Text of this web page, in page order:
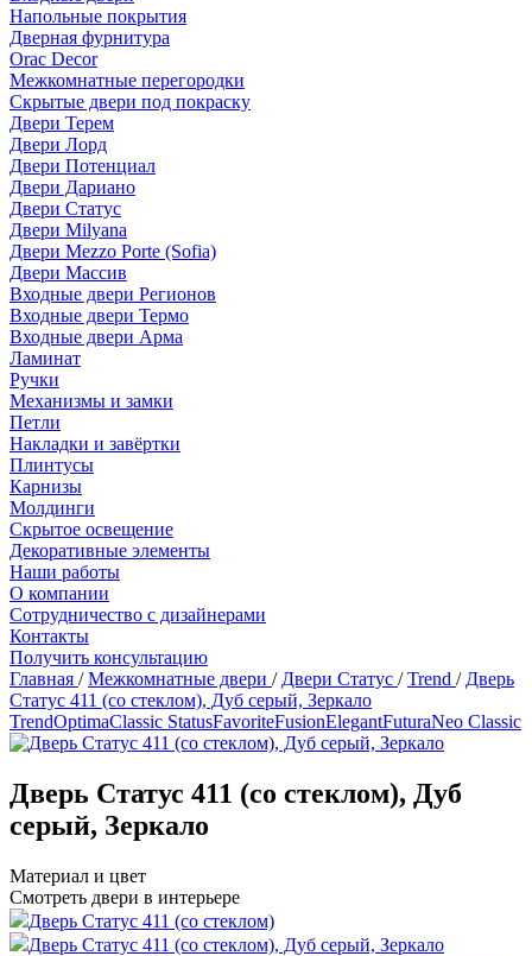
Напольные покрытия
Дверная фурнитура
Orac Decor
Межкомнатные перегородки
Скрытые двери под покраскy
Двери Терем
Двери Лорд
Двери Потенциал
Двери Дариано
Двери Статус
Двери Milyana
Двери Mezzo Porte (Sofia)
Двери Массив
Входные двери Регионов
Входные двери Термо
Входные двери Арма
Ламинат
Ручки
Механизмы и замки
Петли
Накладки и завёртки
Плинтусы
Карнизы
Молдинги
Скрытое освещение
Декоративные элементы
Наши работы
О компании
Сотрудничество с дизайнерами
Контакты
Получить консультацию
Главная /Межкомнатные двери / Двери Статус /Trend / Дверь
Статус 411 (со стеклом), Дуб серый, Зеркало
TrendOptimaClassic StatusFavoriteFusionElegantFuturaNeo Classic
Дверь Статус 411 (со стеклом), Дуб
серый, Зеркало
Материал и цвет
Смотреть двери в интерьере
Дверь Статус 411 (со стеклом)
Дверь Статус 411 (со стеклом), Дуб серый, Зеркало